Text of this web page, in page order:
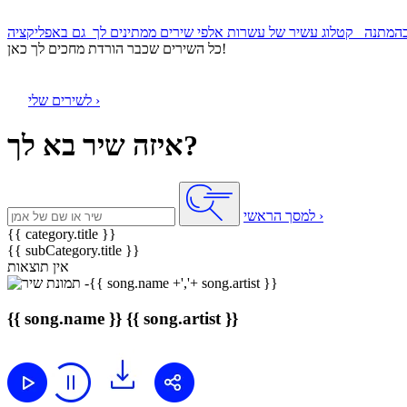
כל השירים שכבר הורדת מחכים לך כאן!
לשירים שלי ›
איזה שיר בא לך?
למסך הראשי ›
{{ category.title }}
{{ subCategory.title }}
אין תוצאות
{{ song.name }} {{ song.artist }}